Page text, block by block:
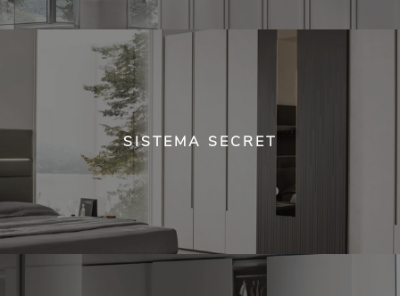
SISTEMA SECRET